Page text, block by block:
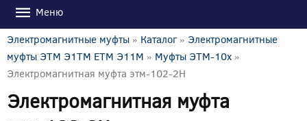
Меню
Электромагнитные муфты » Каталог» Электромагнитные
муфты ЭТМ Э1ТМ ETM Э11М » Муфты ЭТМ-10x »
Электромагнитная муфта этм-102-2Н
Электромагнитная муфта